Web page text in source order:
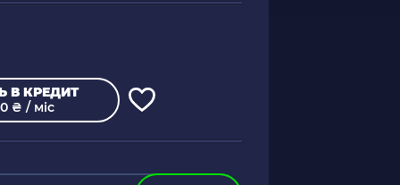
В КРЕДИТ
₴ / міс